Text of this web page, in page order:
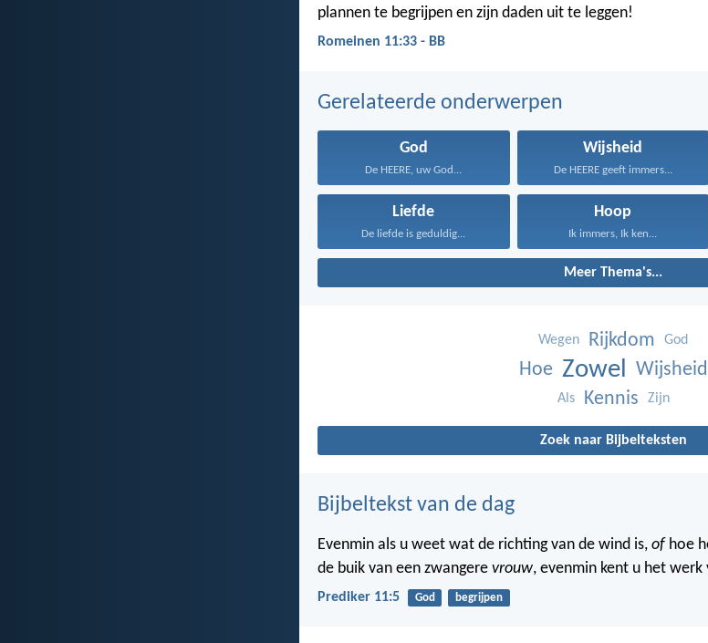
plannen te begrijpen en zijn daden uit te leggen!
Romeinen 11:33 - BB
Gerelateerde onderwerpen
God
De HEERE, uw God...
Wijsheid
De HEERE geeft immers...
Liefde
De liefde is geduldig...
Hoop
Ik immers, Ik ken...
Meer Thema's...
Wegen Rijkdom God
Hoe Zowel Wijsheid
Als Kennis Zijn
Zoek naar Bijbelteksten
Bijbeltekst van de dag
Evenmin als u weet wat de richting van de wind is, of hoe
de buik van een zwangere vrouw, evenmin kent u het werk
Prediker 11:5 God begrijpen